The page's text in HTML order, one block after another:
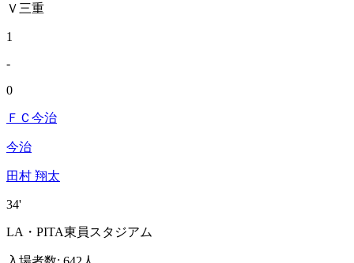
Ｖ三重
1
-
0
ＦＣ今治
今治
田村 翔太
34'
LA・PITA東員スタジアム